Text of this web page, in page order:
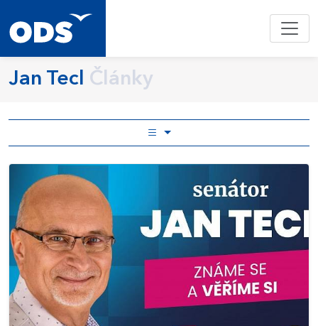
Jan Tecl Články